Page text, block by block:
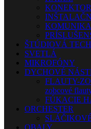
ŠTÚDIOVÁ
SVETLÁ
MIKROFÓNY
DYCHOVÉ
FLAUTY-
zobcové
FÚKACIE
ORCHESTER
OBALY